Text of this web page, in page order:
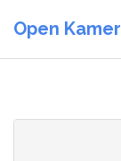
Open Kamer